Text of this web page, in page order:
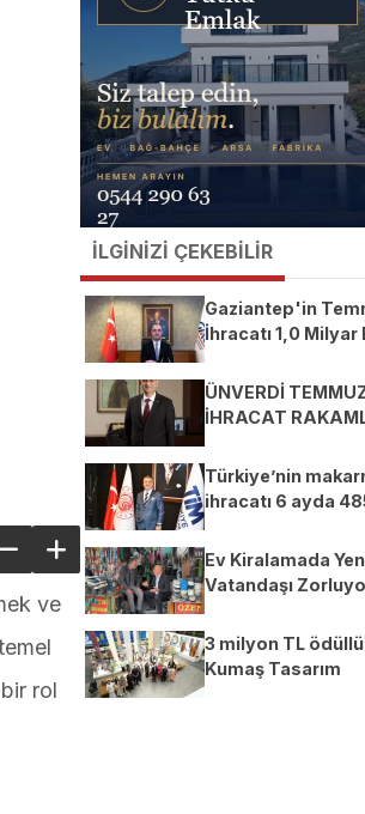
ve
rol
İLGİNİZİ ÇEKEBİLİR
Gaziantep'in
İhracatı 1,0 Milyar
ÜNVERDİ
İHRACAT
Türkiye’nin
ihracatı 6 ayda
Ev Kiralamada
Vatandaşı
3 milyon TL
Kumaş Tasarım